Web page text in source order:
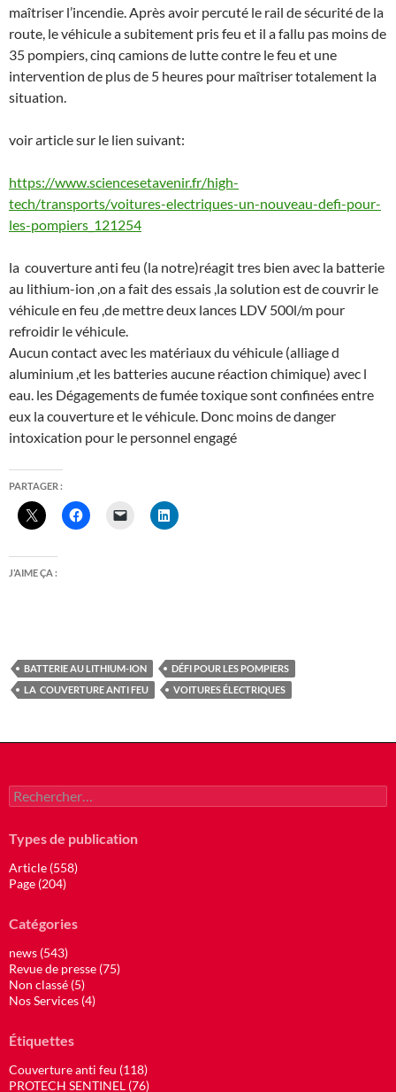
maîtriser l’incendie. Après avoir percuté le rail de sécurité de la
route, le véhicule a subitement pris feu et il a fallu pas moins de
35 pompiers, cinq camions de lutte contre le feu et une
intervention de plus de 5 heures pour maîtriser totalement la
situation.
voir article sur le lien suivant:
https://www.sciencesetavenir.fr/high-
tech/transports/voitures-electriques-un-nouveau-defi-pour-
les-pompiers_121254
la couverture anti feu (la notre)réagit tres bien avec la batterie
au lithium-ion ,on a fait des essais ,la solution est de couvrir le
véhicule en feu ,de mettre deux lances LDV 500l/m pour
refroidir le véhicule.
Aucun contact avec les matériaux du véhicule (alliage d
aluminium ,et les batteries aucune réaction chimique) avec l
eau. les Dégagements de fumée toxique sont confinées entre
eux la couverture et le véhicule. Donc moins de danger
intoxication pour le personnel engagé
PARTAGER :
J’AIME ÇA :
BATTERIE AU LITHIUM-ION
DÉFI POUR LES POMPIERS
LA COUVERTURE ANTI FEU
VOITURES ÉLECTRIQUES
Rechercher :
Types de publication
Article (558)
Page (204)
Catégories
news (543)
Revue de presse (75)
Non classé (5)
Nos Services (4)
Étiquettes
Couverture anti feu (118)
PROTECH SENTINEL (76)